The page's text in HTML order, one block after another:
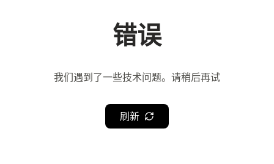
错误
我们遇到了一些技术问题。请稍后再试
刷新